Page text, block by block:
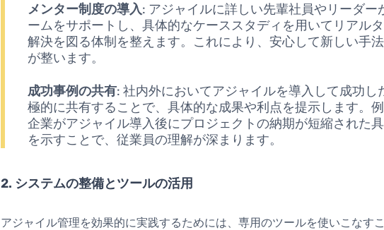
メンター制度の導入: アジャイルに詳しい先輩社員やリーダー
ームをサポートし、具体的なケーススタディを用いてリアル
解決を図る体制を整えます。これにより、安心して新しい手
が整います。
成功事例の共有: 社内外においてアジャイルを導入して成功し
極的に共有することで、具体的な成果や利点を提示します。
企業がアジャイル導入後にプロジェクトの納期が短縮された
を示すことで、従業員の理解が深まります。
2. システムの整備とツールの活用
アジャイル管理を効果的に実践するためには、専用のツールを使いこなす